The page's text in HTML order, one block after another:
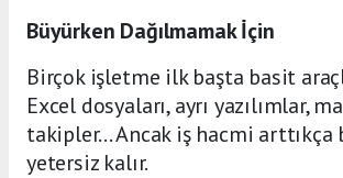
Büyürken Dağılmamak İçin
Birçok işletme ilk başta basit
Excel dosyaları, ayrı yazılımlar,
takipler… Ancak iş hacmi
yetersiz kalır.